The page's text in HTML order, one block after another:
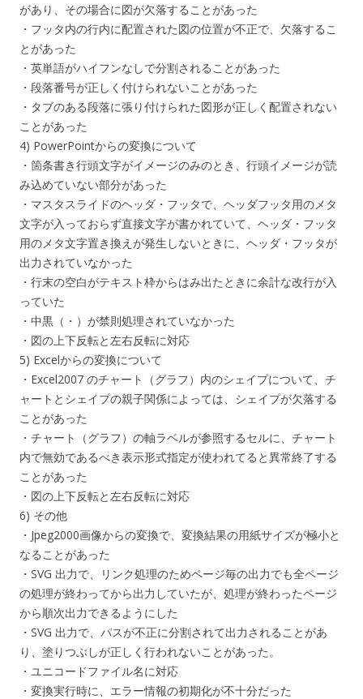
があり、その場合に図が欠落することがあった
・フッタ内の行内に配置された図の位置が不正で、欠落するこ
とがあった
・英単語がハイフンなしで分割されることがあった
・段落番号が正しく付けられないことがあった
・タブのある段落に張り付けられた図形が正しく配置されない
ことがあった
4) PowerPointからの変換について
・箇条書き行頭文字がイメージのみのとき、行頭イメージが読
み込めていない部分があった
・マスタスライドのヘッダ・フッタで、ヘッダフッタ用のメタ
文字が入っておらず直接文字が書かれていて、ヘッダ・フッタ
用のメタ文字置き換えが発生しないときに、ヘッダ・フッタが
出力されていなかった
・行末の空白がテキスト枠からはみ出たときに余計な改行が入
っていた
・中黒（・）が禁則処理されていなかった
・図の上下反転と左右反転に対応
5) Excelからの変換について
・Excel2007 のチャート（グラフ）内のシェイプについて、チ
ャートとシェイプの親子関係によっては、シェイプが欠落する
ことがあった
・チャート（グラフ）の軸ラベルが参照するセルに、チャート
内で無効であるべき表示形式指定が使われてると異常終了する
ことがあった
・図の上下反転と左右反転に対応
6) その他
・Jpeg2000画像からの変換で、変換結果の用紙サイズが極小と
なることがあった
・SVG 出力で、リンク処理のためページ毎の出力でも全ページ
の処理が終わってから出力していたが、処理が終わったページ
から順次出力できるようにした
・SVG 出力で、パスが不正に分割されて出力されることがあ
り、塗りつぶしが正しく行われないことがあった。
・ユニコードファイル名に対応
・変換実行時に、エラー情報の初期化が不十分だった